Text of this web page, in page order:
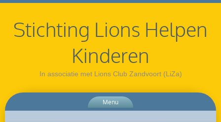
Stichting Lions Helpen
Kinderen
In associatie met Lions Club Zandvoort (LiZa)
Menu